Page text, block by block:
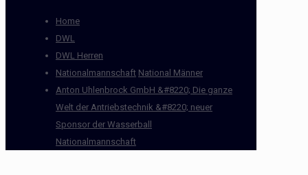
Home
DWL
DWL Herren
Nationalmannschaft National Männer
Anton Uhlenbrock GmbH &#8220; Die ganze
Welt der Antriebstechnik &#8220; neuer
Sponsor der Wasserball
Nationalmannschaft